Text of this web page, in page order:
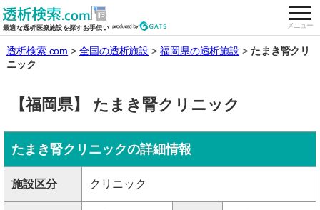
最適な透析医療施設を探すお手伝い メニュー
全国の透析施設を検索する
透析検索.com 全国の透析施設 福岡県の透析施設
たまき腎クリ
ニック
【福岡県】 たまき腎クリニック
たまき腎クリニックの詳細情報
施設区分 クリニック